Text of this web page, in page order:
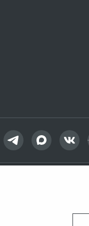
Google Play